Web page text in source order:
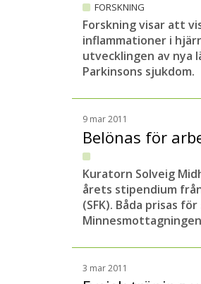
FORSKNING
Forskning visar att
inflammationer i
utvecklingen av nya
Parkinsons sjukdom.
9 mar 2011
Belönas för
Kuratorn Solveig
årets stipendium
(SFK). Båda prisas
3 mar 2011